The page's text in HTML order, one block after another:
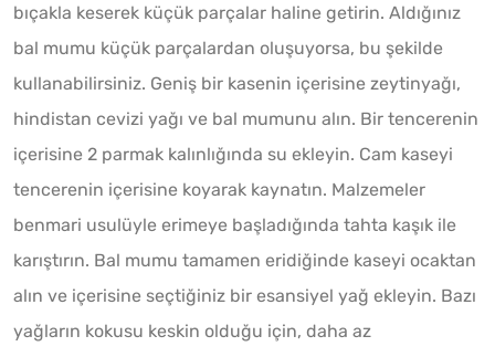
bıçakla keserek küçük parçalar haline getirin. Aldığınız
bal mumu küçük parçalardan oluşuyorsa, bu şekilde
kullanabilirsiniz. Geniş bir kasenin içerisine zeytinyağı,
hindistan cevizi yağı ve bal mumunu alın. Bir tencerenin
içerisine 2 parmak kalınlığında su ekleyin. Cam kaseyi
tencerenin içerisine koyarak kaynatın. Malzemeler
benmari usulüyle erimeye başladığında tahta kaşık ile
karıştırın. Bal mumu tamamen eridiğinde kaseyi ocaktan
alın ve içerisine seçtiğiniz bir esansiyel yağ ekleyin. Bazı
yağların kokusu keskin olduğu için, daha az